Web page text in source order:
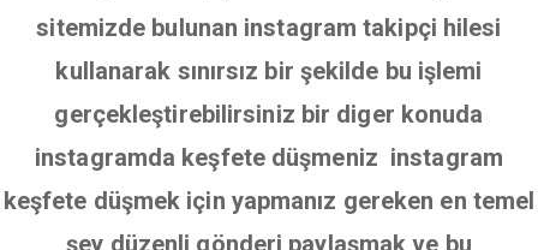
sitemizde bulunan instagram takipçi hilesi
kullanarak sınırsız bir şekilde bu işlemi
gerçekleştirebilirsiniz bir diger konuda
instagramda keşfete düşmeniz instagram
keşfete düşmek için yapmanız gereken en temel
şey düzenli gönderi paylaşmak ve bu